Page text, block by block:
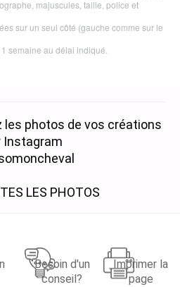
majuscules, taille, police et
sur un seul côté (gauche comme sur le
semaine au délai indiqué.
les photos de vos créations
Instagram
LES PHOTOS
Besoin d'un
conseil?
Imprimer la
page